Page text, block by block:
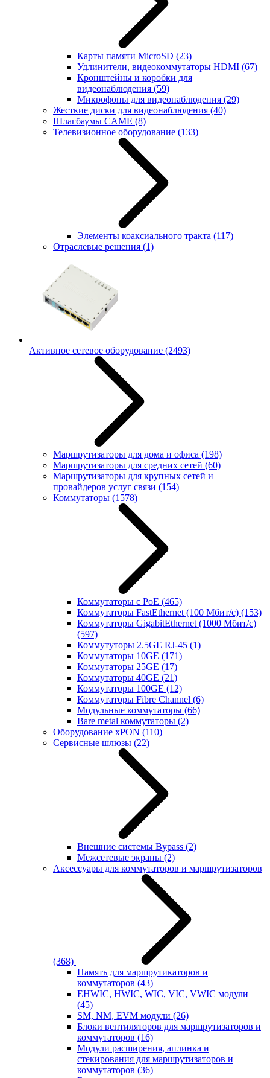
Карты памяти MicroSD (23)
Удлинители, видеокоммутаторы HDMI (67)
Кронштейны и коробки для
видеонаблюдения (59)
Микрофоны для видеонаблюдения (29)
Жесткие диски для видеонаблюдения (40)
Шлагбаумы CAME (8)
Телевизионное оборудование (133)
Элементы коаксиального тракта (117)
Отраслевые решения (1)
Активное сетевое оборудование (2493)
Маршрутизаторы для дома и офиса (198)
Маршрутизаторы для средних сетей (60)
Маршрутизаторы для крупных сетей и
провайдеров услуг связи (154)
Коммутаторы (1578)
Коммутаторы с PoE (465)
Коммутаторы FastEthernet (100 Мбит/с) (153)
Коммутаторы GigabitEthernet (1000 Мбит/с)
(597)
Коммутуторы 2.5GE RJ-45 (1)
Коммутаторы 10GE (171)
Коммутаторы 25GE (17)
Коммутаторы 40GE (21)
Коммутаторы 100GE (12)
Коммутаторы Fibre Channel (6)
Модульные коммутаторы (66)
Bare metal коммутаторы (2)
Оборудование xPON (110)
Сервисные шлюзы (22)
Внешние системы Bypass (2)
Межсетевые экраны (2)
Аксессуары для коммутаторов и маршрутизаторов
(368)
Память для маршрутикаторов и
коммутаторов (43)
EHWIC, HWIC, WIC, VIC, VWIC модули
(45)
SM, NM, EVM модули (26)
Блоки вентиляторов для маршрутизаторов и
коммутаторов (16)
Модули расширения, аплинка и
стекирования для маршрутизаторов и
коммутаторов (36)